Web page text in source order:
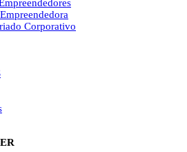
Corporativo